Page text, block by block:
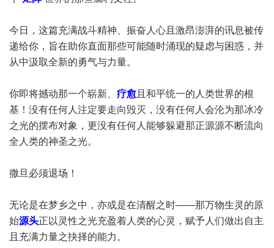
今日，这篇充满战斗精神、振奋人心且激昂澎湃的讯息被传
递给你，旨在助你直面那些可能随时涌现的疑虑与困惑，并
从中汲取全新的勇气与力量。
你即将撼动那一个崭新、 疗愈 且和平统一的人类世界的根
基！没有任何人注定要走向毁灭，没有任何人会沦为那冰冷
之光的摆布对象，更没有任何人能够躲避那正源源不断流向
全人类的神圣之光。
撒旦必须退场！
无论是在梦乡之中，亦或是在清醒之时——那万物生灵的原
始源头正以灵性之光充盈着人类的心灵，赋予人们做出自主
且充满力量之抉择的能力。